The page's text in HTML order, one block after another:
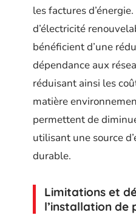
les factures
d’électricité
bénéficient d’une
dépendance aux
réduisant ainsi les
matière
permettent de
utilisant une source
durable.
Limitations et
l’installation de